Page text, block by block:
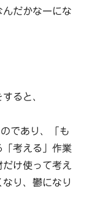
だかなーにな
ると、
であり、「も
「考える」作業
け使って考え
り、鬱になり